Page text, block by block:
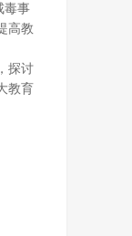
毒事
高教
探讨
教育